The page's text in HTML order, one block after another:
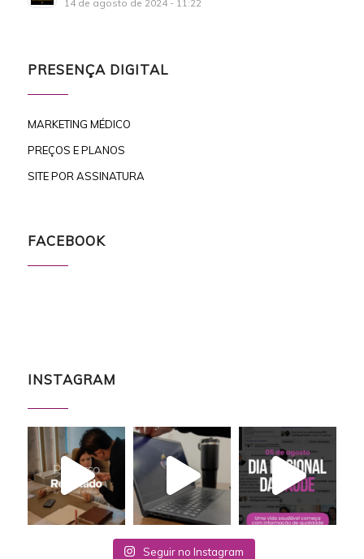
14 de agosto de 2024 - 11:22
PRESENÇA DIGITAL
MARKETING MÉDICO
PREÇOS E PLANOS
SITE POR ASSINATURA
FACEBOOK
INSTAGRAM
Seguir no Instagram